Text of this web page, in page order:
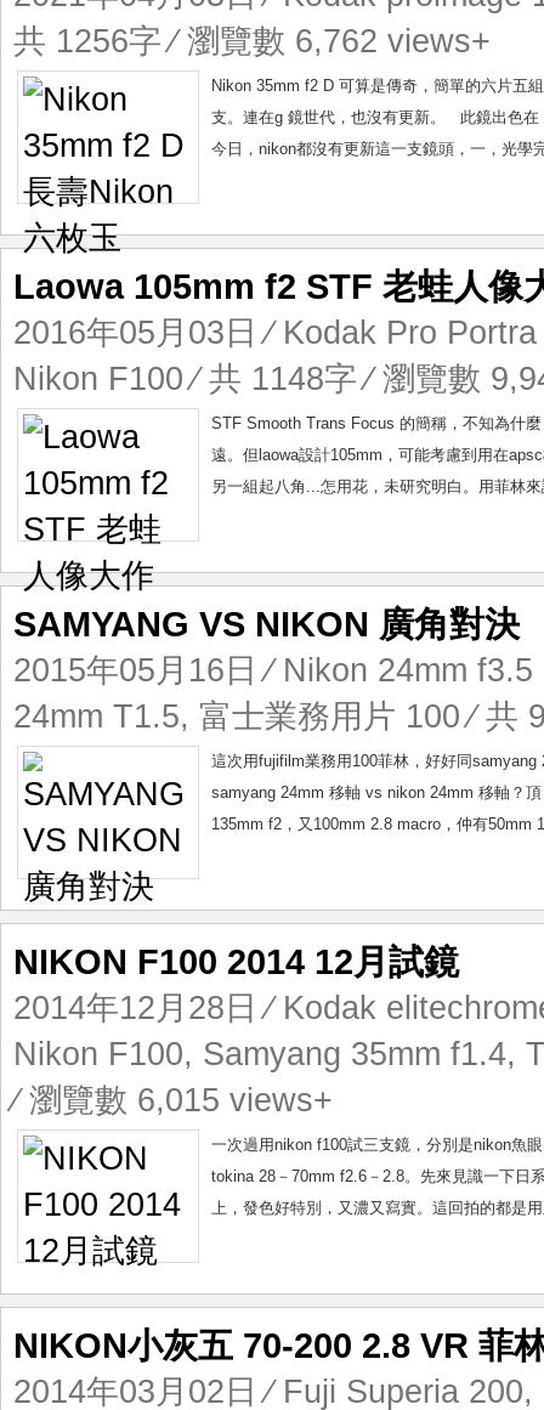
共 1256字 ⁄ 瀏覽數 6,762 views+
Nikon 35mm f2 D 可算是傳奇，簡單的六片五
支。連在g 鏡世代，也沒有更新。 此鏡出色在
今日，nikon都沒有更新這一支鏡頭，一，光學
Laowa 105mm f2 STF 老蛙人像
2016年05月03日 ⁄ Kodak Pro
Nikon F100⁄ 共 1148字 ⁄ 瀏覽數
STF Smooth Trans Focus 的簡稱，不知為什
遠。但laowa設計105mm，可能考慮到用在
另一組起八角...怎用花，未研究明白。用菲林
SAMYANG VS NIKON 廣角對決
2015年05月16日 ⁄ Nikon 24mm f3.5
24mm T1.5, 富士業務用片 100⁄ 共
這次用fujifilm業務用100菲林，好好同
samyang 24mm 移軸 vs nikon 24mm 移軸？
135mm f2，又100mm 2.8 macro，仲有50mm
NIKON F100 2014 12月試鏡
2014年12月28日 ⁄ Kodak
Nikon F100, Samyang 35mm f1.4,
⁄ 瀏覽數 6,015 views+
一次過用nikon f100試三支鏡，分別是nikon魚
tokina 28－70mm f2.6－2.8。先來見識一下日
上，發色好特別，又濃又寫實。這回拍的都是
NIKON小灰五 70-200 2.8 VR 菲
2014年03月02日 ⁄ Fuji Superia 200,